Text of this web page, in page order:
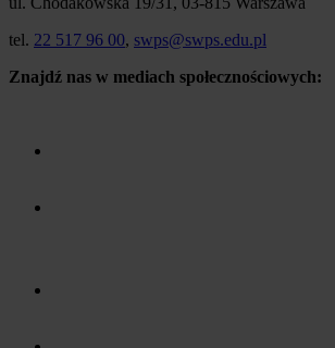
tel. 22 517 96 00, swps@swps.edu.pl
Znajdź nas w mediach społecznościowych: